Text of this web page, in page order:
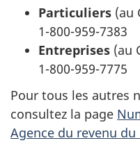
Particuliers (au
1-800-959-7383
Entreprises (au
1-800-959-7775
Pour tous les autres
consultez la page
Agence du revenu du